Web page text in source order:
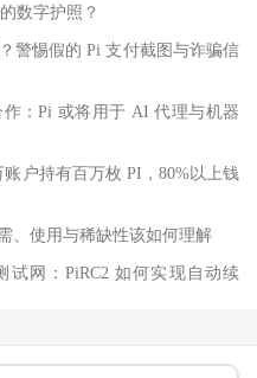
数字护照？
警惕假的 Pi 支付截图与诈骗信
作：Pi 或将用于 AI 代理与机器
户持有百万枚 PI，80%以上钱
、使用与稀缺性该如何理解
试网：PiRC2 如何实现自动续